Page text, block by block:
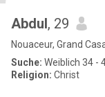
Abdul, 29
Nouaceur, Grand
Suche: Weiblich 34 -
Religion: Christ